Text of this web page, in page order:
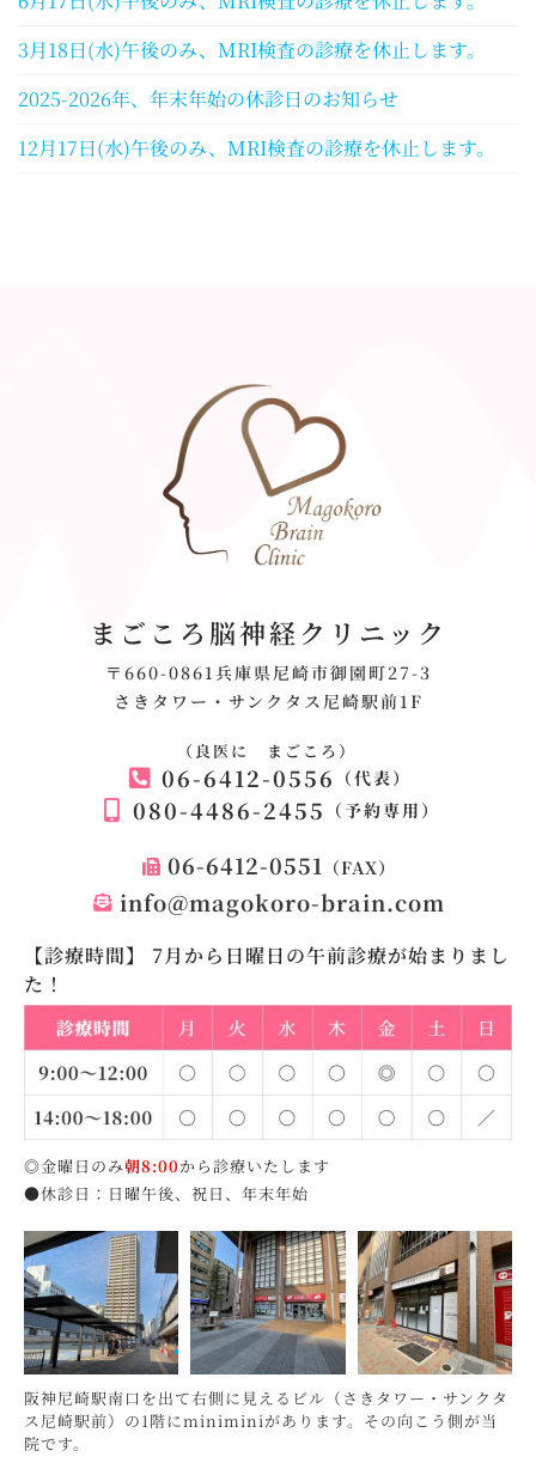
3月18日(水)午後のみ、MRI検査の診療を休止します。
2025-2026年、年末年始の休診日のお知らせ
12月17日(水)午後のみ、MRI検査の診療を休止します。
まごころ脳神経クリニック
〒660-0861兵庫県尼崎市御園町27-3
さきタワー・サンクタス尼崎駅前1F
（良医に まごころ）
06-6412-0556 （代表）
080-4486-2455 （予約専用）
06-6412-0551 （FAX）
info@magokoro-brain.com
【診療時間】 7月から日曜日の午前診療が始まりまし
た！
◎金曜日のみ朝8:00から診療いたします
●休診日：日曜午後、祝日、年末年始
阪神尼崎駅南口を出て右側に見えるビル（さきタワー・サンクタ
ス尼崎駅前）の1階にminiminiがあります。その向こう側が当
院です。